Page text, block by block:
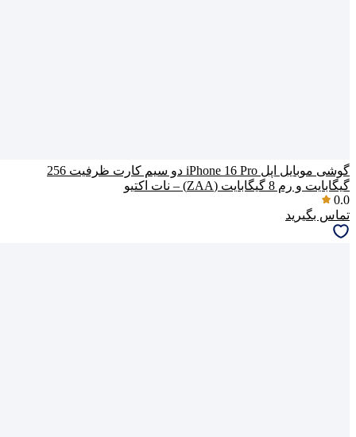
گوشی موبایل اپل iPhone 16 Pro دو سیم کارت ظرفیت 256
گیگابایت و رم 8 گیگابایت (ZAA) – نات اکتیو
0.0
تماس بگیرید